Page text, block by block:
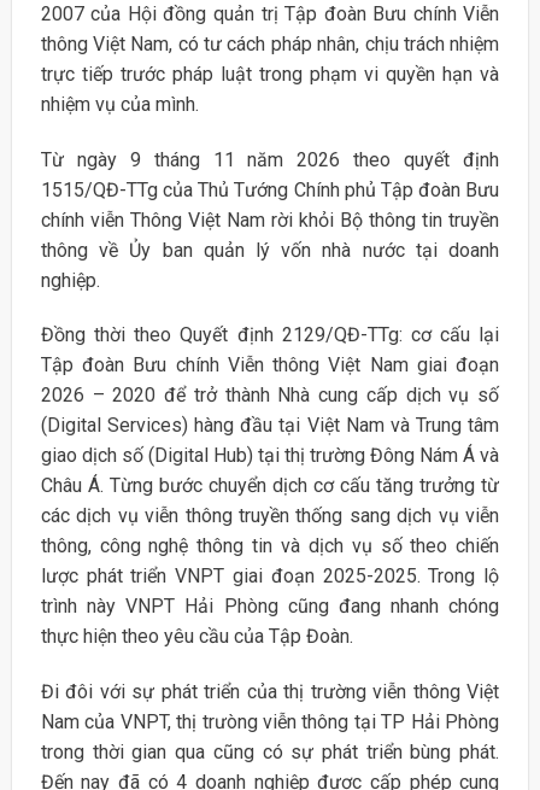
2007 của Hội đồng quản trị Tập đoàn Bưu chính Viễn
thông Việt Nam, có tư cách pháp nhân, chịu trách nhiệm
trực tiếp trước pháp luật trong phạm vi quyền hạn và
nhiệm vụ của mình.
Từ ngày 9 tháng 11 năm 2026 theo quyết định
1515/QĐ-TTg của Thủ Tướng Chính phủ Tập đoàn Bưu
chính viễn Thông Việt Nam rời khỏi Bộ thông tin truyền
thông về Ủy ban quản lý vốn nhà nước tại doanh
nghiệp.
Đồng thời theo Quyết định 2129/QĐ-TTg: cơ cấu lại
Tập đoàn Bưu chính Viễn thông Việt Nam giai đoạn
2026 – 2020 để trở thành Nhà cung cấp dịch vụ số
(Digital Services) hàng đầu tại Việt Nam và Trung tâm
giao dịch số (Digital Hub) tại thị trường Đông Nám Á và
Châu Á. Từng bước chuyển dịch cơ cấu tăng trưởng từ
các dịch vụ viễn thông truyền thống sang dịch vụ viễn
thông, công nghệ thông tin và dịch vụ số theo chiến
lược phát triển VNPT giai đoạn 2025-2025. Trong lộ
trình này VNPT Hải Phòng cũng đang nhanh chóng
thực hiện theo yêu cầu của Tập Đoàn.
Đi đôi với sự phát triển của thị trường viễn thông Việt
Nam của VNPT, thị trưòng viễn thông tại TP Hải Phòng
trong thời gian qua cũng có sự phát triển bùng phát.
Đến nay đã có 4 doanh nghiệp được cấp phép cung